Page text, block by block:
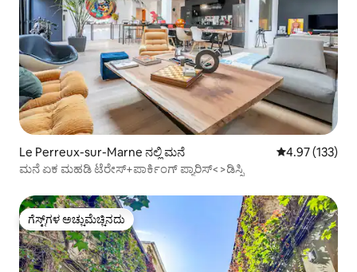
Le Perreux-sur-Marne ನಲ್ಲಿ ಮನೆ 5 ರಲ್ಲಿ 4.97
4.97 (133)
ಮನೆ ಏಕ ಮಹಡಿ ಟೆರೇಸ್+ಪಾರ್ಕಿಂಗ್ ಪ್ಯಾರಿಸ್<>ಡಿಸ್ನಿ
ಗೆಸ್ಟ್‌ಗಳ ಅಚ್ಚುಮೆಚ್ಚಿನದು
ಗೆಸ್ಟ್‌ಗಳ ಅಚ್ಚುಮೆಚ್ಚಿನದು